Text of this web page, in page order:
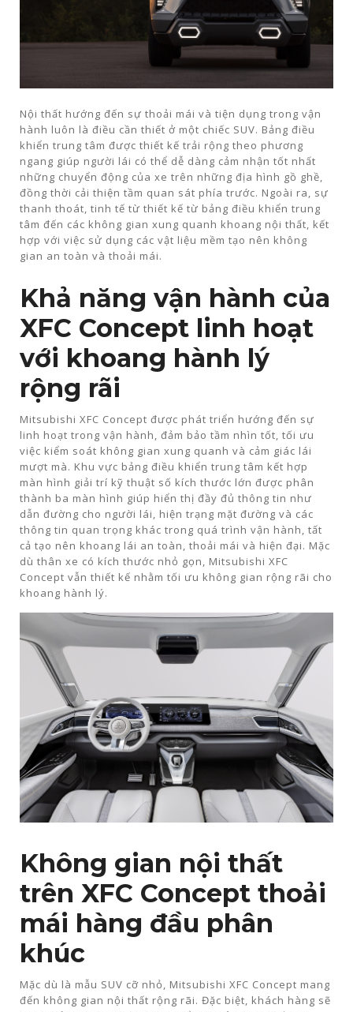
Nội thất hướng đến sự thoải mái và tiện dụng trong vận
hành luôn là điều cần thiết ở một chiếc SUV. Bảng điều
khiển trung tâm được thiết kế trải rộng theo phương
ngang giúp người lái có thể dễ dàng cảm nhận tốt nhất
những chuyển động của xe trên những địa hình gồ ghề,
đồng thời cải thiện tầm quan sát phía trước. Ngoài ra, sự
thanh thoát, tinh tế từ thiết kế từ bảng điều khiển trung
tâm đến các không gian xung quanh khoang nội thất, kết
hợp với việc sử dụng các vật liệu mềm tạo nên không
gian an toàn và thoải mái.
Khả năng vận hành của
XFC Concept linh hoạt
với khoang hành lý
rộng rãi
Mitsubishi XFC Concept được phát triển hướng đến sự
linh hoạt trong vận hành, đảm bảo tầm nhìn tốt, tối ưu
việc kiểm soát không gian xung quanh và cảm giác lái
mượt mà. Khu vực bảng điều khiển trung tâm kết hợp
màn hình giải trí kỹ thuật số kích thước lớn được phân
thành ba màn hình giúp hiển thị đầy đủ thông tin như
dẫn đường cho người lái, hiện trạng mặt đường và các
thông tin quan trọng khác trong quá trình vận hành, tất
cả tạo nên khoang lái an toàn, thoải mái và hiện đại. Mặc
dù thân xe có kích thước nhỏ gọn, Mitsubishi XFC
Concept vẫn thiết kế nhằm tối ưu không gian rộng rãi cho
khoang hành lý.
Không gian nội thất
trên XFC Concept thoải
mái hàng đầu phân
khúc
Mặc dù là mẫu SUV cỡ nhỏ, Mitsubishi XFC Concept mang
đến không gian nội thất rộng rãi. Đặc biệt, khách hàng sẽ